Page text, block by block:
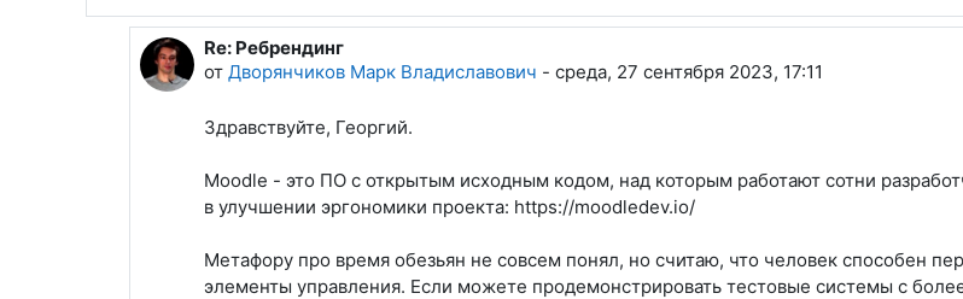
В ответ на Поляев Георгий Дмитриевич
Re: Ребрендинг
отДворянчиков Марк Владиславович -среда, 27 сентября 2023, 17:11
Здравствуйте, Георгий.
Moodle - это ПО с открытым исходным кодом, над которым работают сотни
в улучшении эргономики проекта: https://moodledev.io/
Метафору про время обезьян не совсем понял, но считаю, что человек способен
элементы управления. Если можете продемонстрировать тестовые системы с